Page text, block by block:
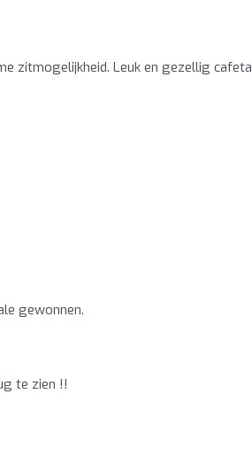
zitmogelijkheid. Leuk en gezellig
gewonnen.
te zien !!